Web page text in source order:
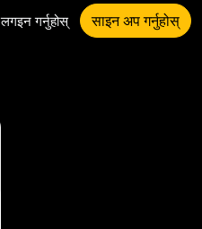
लगइन गर्नुहोस् साइन अप गर्नुहोस्